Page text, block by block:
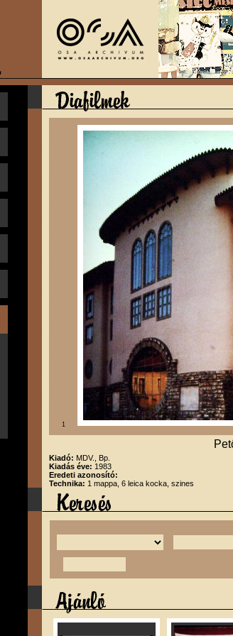
1
Kiadó: MDV., Bp.
Kiadás éve: 1983
Eredeti azonosító:
Technika: 1 mappa, 6 leica kocka, szines